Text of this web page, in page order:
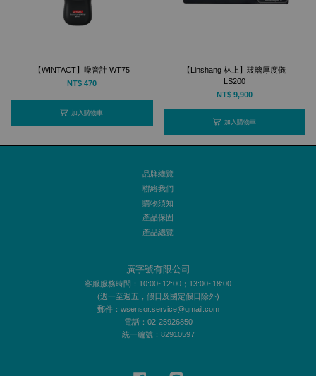
【WINTACT】噪音計 WT75
NT$ 470
加入購物車
【Linshang 林上】玻璃厚度儀
LS200
NT$ 9,900
加入購物車
品牌總覽
聯絡我們
購物須知
產品保固
產品總覽
廣字號有限公司
客服服務時間：10:00~12:00；13:00~18:00
(週一至週五，假日及國定假日除外)
郵件：wsensor.service@gmail.com
電話：02-25926850
統一編號：82910597